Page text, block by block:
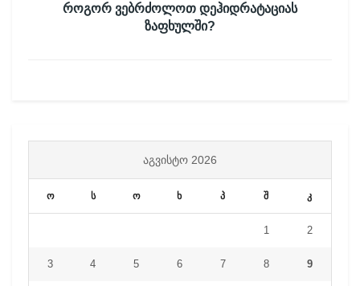
როგორ ვებრძოლოთ დეჰიდრატაციას
ზაფხულში?
ᲐᲒᲕᲘᲡᲢᲝ 2026
ო ს ო ხ პ შ კ
1 2
3 4 5 6 7 8 9